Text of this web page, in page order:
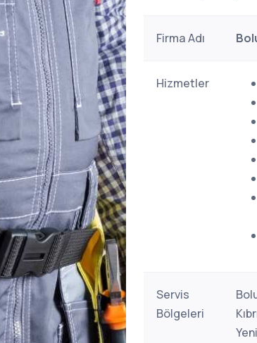
Firma Adı
Hizmetler
Servis
Bölgeleri